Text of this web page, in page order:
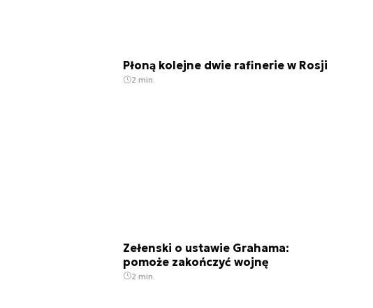
Płoną kolejne dwie rafinerie w Rosji
2 min.
Zełenski o ustawie Grahama:
pomoże zakończyć wojnę
2 min.